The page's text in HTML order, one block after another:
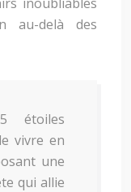
au-delà des
étoiles
vivre en
une
qui allie